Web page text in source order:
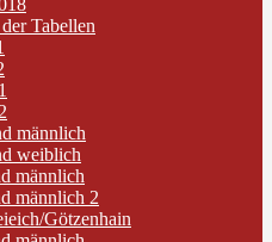
Tabellen
männlich
weiblich
männlich
männlich 2
Götzenhain